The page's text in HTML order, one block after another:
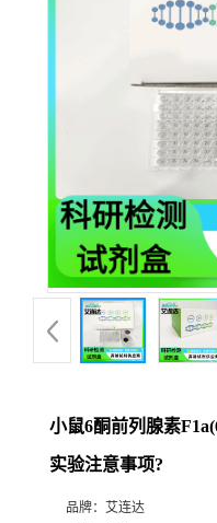
小鼠6酮前列腺素
实验注意事项?
品牌： 艾连达